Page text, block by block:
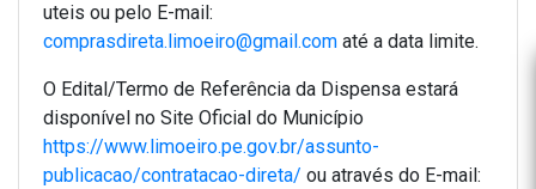
uteis ou pelo E-mail:
comprasdireta.limoeiro@gmail.com até a data limite.
O Edital/Termo de Referência da Dispensa estará
disponível no Site Oficial do Município
https://www.limoeiro.pe.gov.br/assunto-
publicacao/contratacao-direta/ ou através do E-mail: